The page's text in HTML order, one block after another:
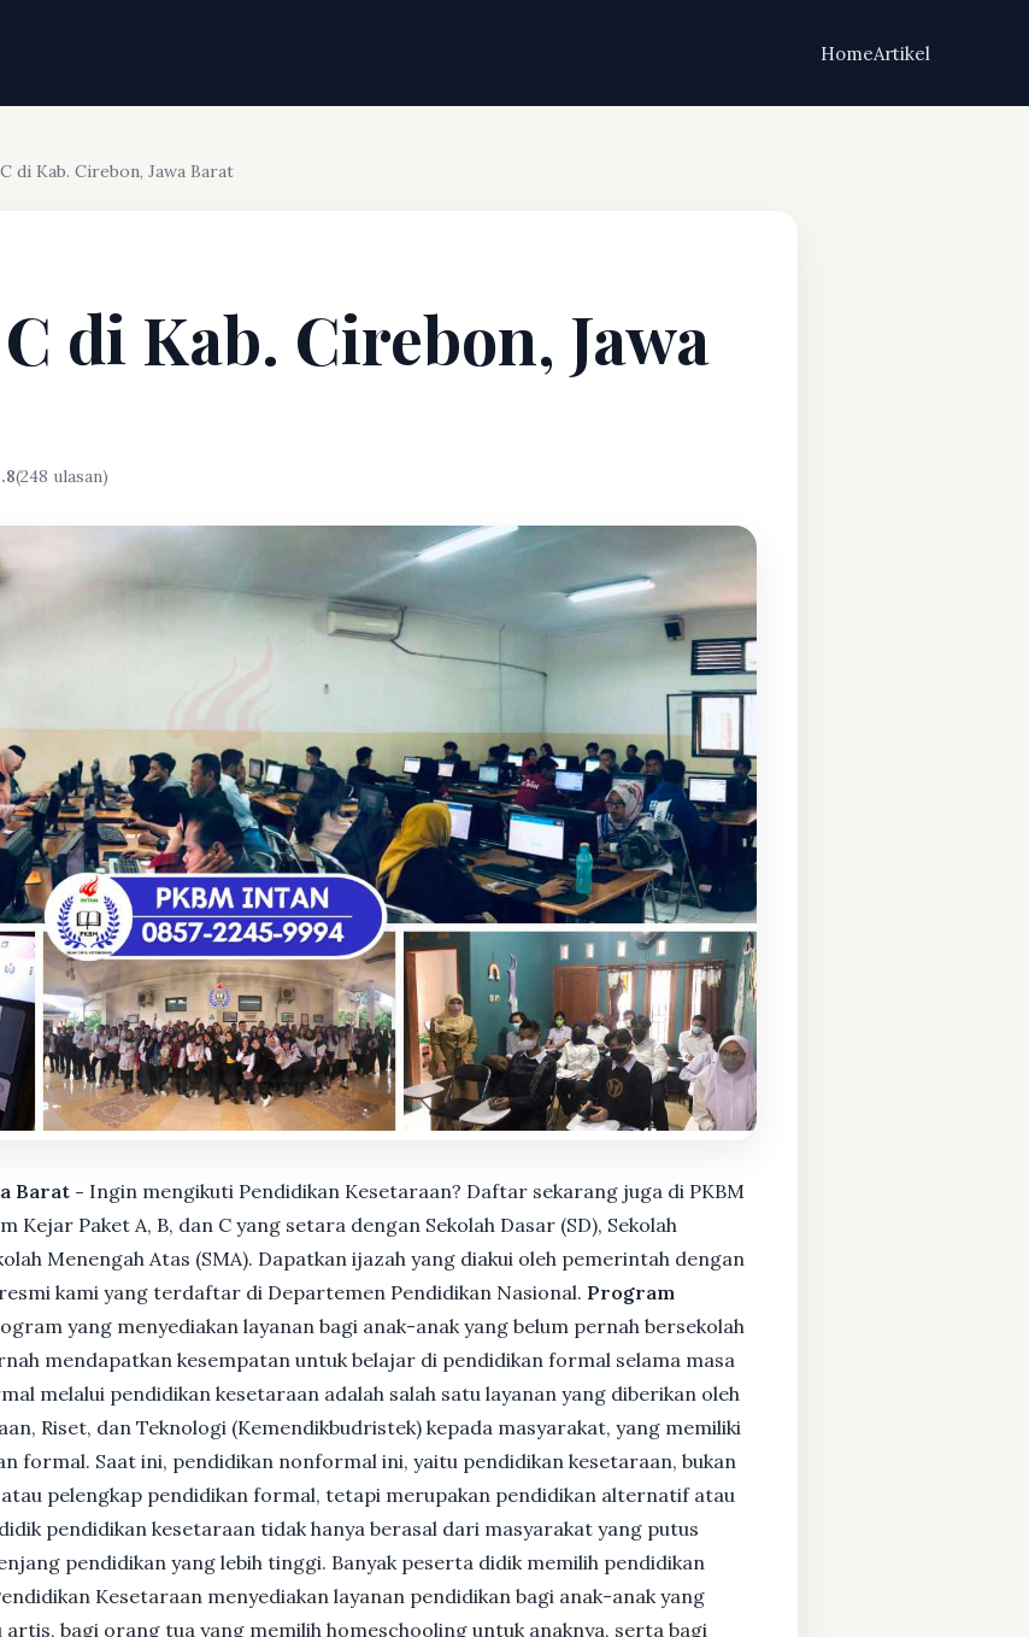
HomeArtikel
di Kab. Cirebon, Jawa Barat
di Kab. Cirebon, Jawa
(248 ulasan)
Barat - Ingin mengikuti Pendidikan Kesetaraan? Daftar sekarang juga di PKBM
Paket A, B, dan C yang setara dengan Sekolah Dasar (SD), Sekolah
Menengah Atas (SMA). Dapatkan ijazah yang diakui oleh pemerintah dengan
kami yang terdaftar di Departemen Pendidikan Nasional. Program
yang menyediakan layanan bagi anak-anak yang belum pernah bersekolah
mendapatkan kesempatan untuk belajar di pendidikan formal selama masa
melalui pendidikan kesetaraan adalah salah satu layanan yang diberikan oleh
Riset, dan Teknologi (Kemendikbudristek) kepada masyarakat, yang memiliki
formal. Saat ini, pendidikan nonformal ini, yaitu pendidikan kesetaraan, bukan
pelengkap pendidikan formal, tetapi merupakan pendidikan alternatif atau
pendidikan kesetaraan tidak hanya berasal dari masyarakat yang putus
pendidikan yang lebih tinggi. Banyak peserta didik memilih pendidikan
Kesetaraan menyediakan layanan pendidikan bagi anak-anak yang
bagi orang tua yang memilih homeschooling untuk anaknya, serta bagi